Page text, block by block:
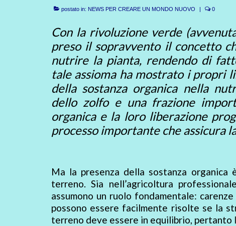
postato in: NEWS PER CREARE UN MONDO NUOVO | 0
Con la rivoluzione verde
preso il sopravvento il concetto
nutrire la pianta, rendendo di
tale assioma ha mostrato i propri
della sostanza organica nella
dello zolfo e una frazione
organica e la loro liberazione
processo importante che assicura
Ma la presenza della sostanza
terreno. Sia nell’agricoltura
assumono un ruolo fondamentale:
possono essere facilmente risolte se la
terreno deve essere in equilibrio,